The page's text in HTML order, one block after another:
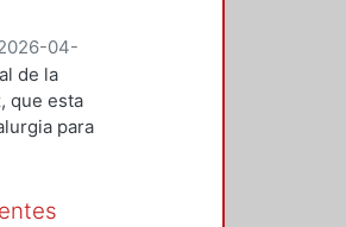
04-
de la
que esta
para